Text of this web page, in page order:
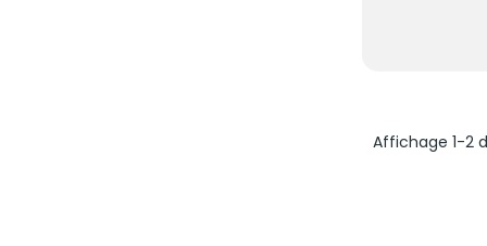
Affichage 1-2